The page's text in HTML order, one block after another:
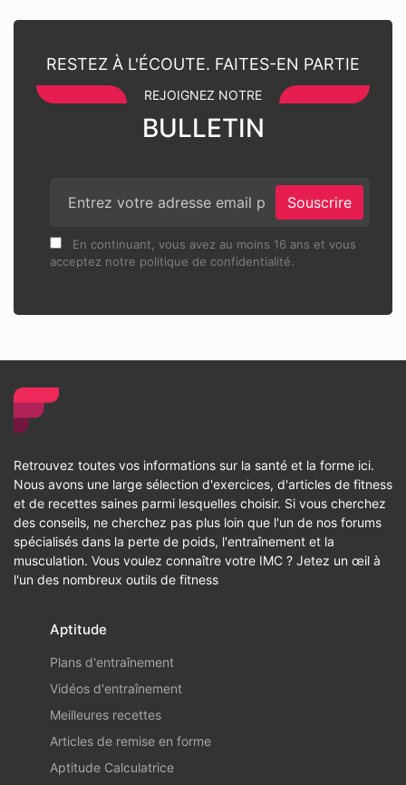
RESTEZ À L'ÉCOUTE. FAITES-EN PARTIE
REJOIGNEZ NOTRE
BULLETIN
Souscrire
En continuant, vous avez au moins 16 ans et vous
acceptez notre politique de confidentialité.
Retrouvez toutes vos informations sur la santé et la forme ici.
Nous avons une large sélection d'exercices, d'articles de fitness
et de recettes saines parmi lesquelles choisir. Si vous cherchez
des conseils, ne cherchez pas plus loin que l'un de nos forums
spécialisés dans la perte de poids, l'entraînement et la
musculation. Vous voulez connaître votre IMC ? Jetez un œil à
l'un des nombreux outils de fitness
Aptitude
Plans d'entraînement
Vidéos d'entraînement
Meilleures recettes
Articles de remise en forme
Aptitude Calculatrice